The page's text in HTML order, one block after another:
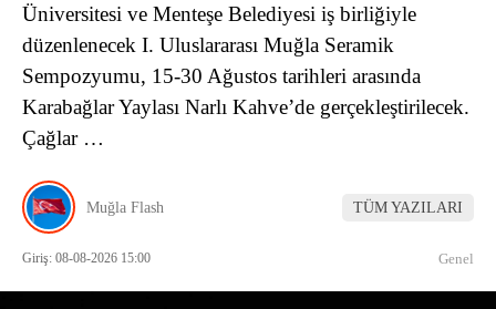
Üniversitesi ve Menteşe Belediyesi iş birliğiyle
düzenlenecek I. Uluslararası Muğla Seramik
Sempozyumu, 15-30 Ağustos tarihleri arasında
Karabağlar Yaylası Narlı Kahve’de gerçekleştirilecek.
Çağlar …
Muğla Flash TÜM YAZILARI
Giriş: 08-08-2026 15:00 Genel